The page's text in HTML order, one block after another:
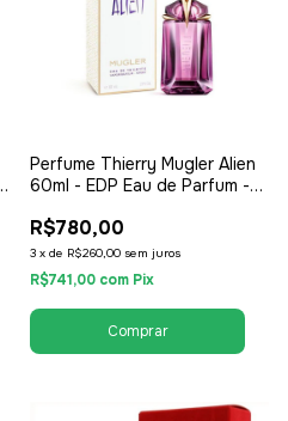
Perfume Thierry Mugler Alien
60ml - EDP Eau de Parfum -
R$780,00
3 x de R$260,00 sem juros
R$741,00 com Pix